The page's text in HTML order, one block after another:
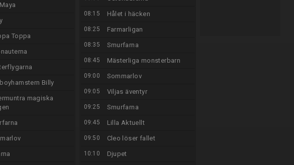
Toppa
Billy
magiska
08:15 Hålet i häcken
08:25 Farmarligan
08:35 Smurfarna
08:45 Mästerliga monsterbarn
09:00 Sommarlov
09:05 Viljas äventyr
09:25 Smurfarna
09:45 Lilla Aktuellt
09:50 Cleo löser fallet
10:10 Djupet